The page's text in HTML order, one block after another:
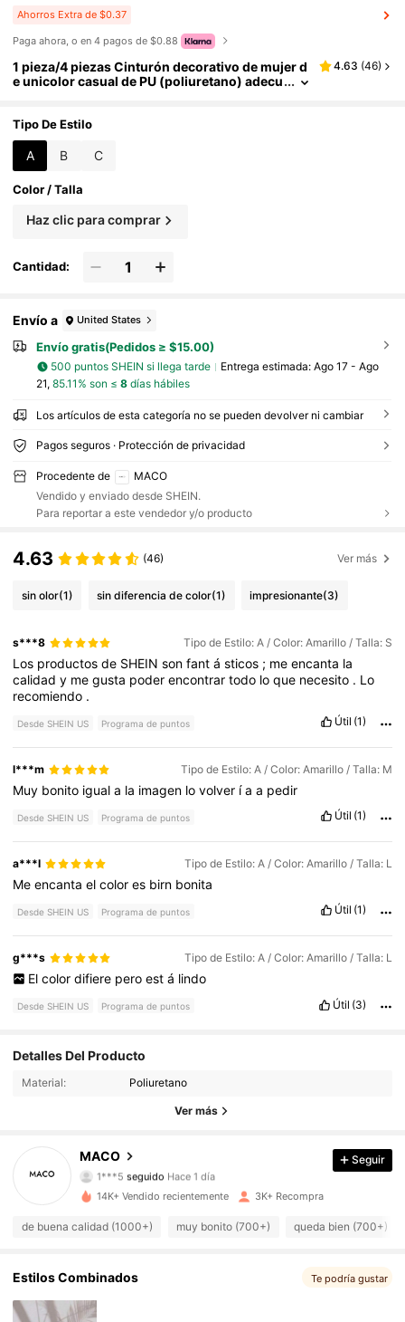
Ahorros Extra de $0.37
Paga ahora, o en 4 pagos de $0.88
1 pieza/4 piezas Cinturón decorativo de mujer d
e unicolor casual de PU (poliuretano) adecu
4.63 (46)
Tipo De Estilo
A B C
Color / Talla
Haz clic para comprar
Cantidad:
Envío a United States
Envío gratis(Pedidos ≥ $15.00)
500 puntos SHEIN si llega tarde Entrega estimada: Ago 17 - Ago
21, 85.11% son ≤ 8días hábiles
Los artículos de esta categoría no se pueden devolver ni cambiar
Pagos seguros · Protección de privacidad
Procedente de
MACO
Vendido y enviado desde SHEIN.
Para reportar a este vendedor y/o producto
4.63 (46) Ver más
sin olor(1) sin diferencia de color(1) impresionante(3)
s***8 Tipo de Estilo: A / Color: Amarillo / Talla: S
Los productosde SHEINsonfantásticos ; meencanta la
calidady megusta poderencontrartodo loque necesito . Lo
recomiendo .
Desde SHEIN US Programa de puntos Útil (1)
l***m Tipo de Estilo: A / Color: Amarillo / Talla: M
Muy bonito iguala la imagen lovolver íaa pedir
Desde SHEIN US Programa de puntos Útil (1)
a***l Tipo de Estilo: A / Color: Amarillo / Talla: L
Meencantaelcolores birn bonita
Desde SHEIN US Programa de puntos Útil (1)
g***s Tipo de Estilo: A / Color: Amarillo / Talla: L
El color difiere pero est á lindo
Desde SHEIN US Programa de puntos Útil (3)
Detalles Del Producto
Material: Poliuretano
Ver más
MACO
4.88
574 Seguidores
1***5 seguido
4.88
574 Seguidores
Seguir
14K+ Vendido recientemente 3K+ Recompra
de buena calidad (1000+) muy bonito (700+) queda bien (700+)
Estilos Combinados Te podría gustar